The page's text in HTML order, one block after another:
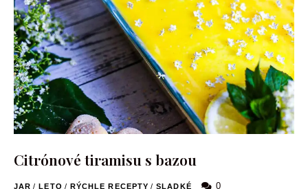
Citrónové tiramisu s bazou
JAR / LETO / RÝCHLE RECEPTY / SLADKÉ 0